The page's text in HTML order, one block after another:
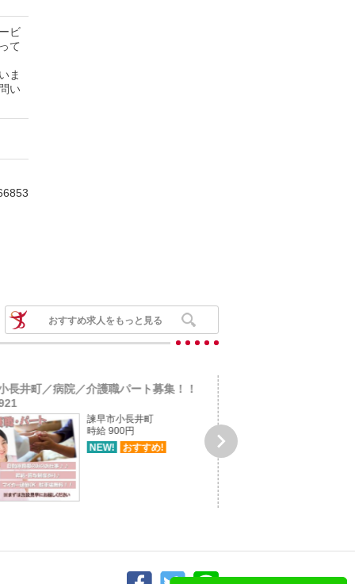
ビ
て
ま
い
おすすめ求人をもっと見る
長井町／病院／介護職パート募集！！
諫早市小長井町
時給 900円
NEW!
おすすめ! 